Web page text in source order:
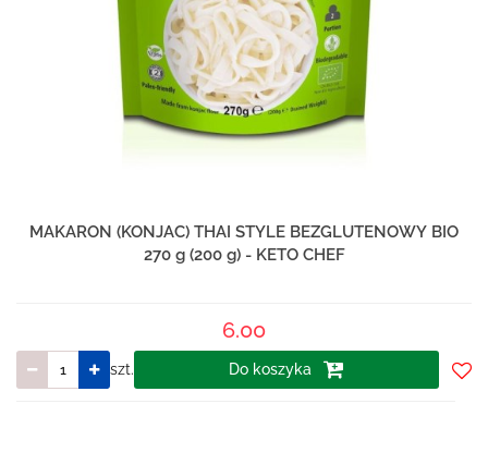
MAKARON (KONJAC) THAI STYLE BEZGLUTENOWY BIO
270 g (200 g) - KETO CHEF
6.00
szt. Do koszyka